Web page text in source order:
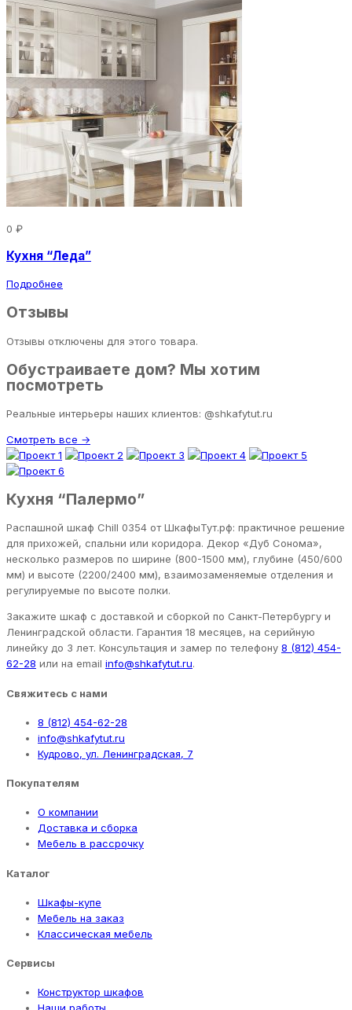
0 ₽
Кухня “Леда”
Подробнее
Отзывы
Отзывы отключены для этого товара.
Обустраиваете дом? Мы хотим
посмотреть
Реальные интерьеры наших клиентов: @shkafytut.ru
Смотреть все →
Кухня “Палермо”
Распашной шкаф Chill 0354 от ШкафыТут.рф: практичное решение
для прихожей, спальни или коридора. Декор «Дуб Сонома»,
несколько размеров по ширине (800-1500 мм), глубине (450/600
мм) и высоте (2200/2400 мм), взаимозаменяемые отделения и
регулируемые по высоте полки.
Закажите шкаф с доставкой и сборкой по Санкт-Петербургу и
Ленинградской области. Гарантия 18 месяцев, на серийную
линейку до 3 лет. Консультация и замер по телефону 8 (812) 454-
62-28 или на email info@shkafytut.ru.
Свяжитесь с нами
8 (812) 454-62-28
info@shkafytut.ru
Кудрово, ул. Ленинградская, 7
Покупателям
О компании
Доставка и сборка
Мебель в рассрочку
Каталог
Шкафы-купе
Мебель на заказ
Классическая мебель
Сервисы
Конструктор шкафов